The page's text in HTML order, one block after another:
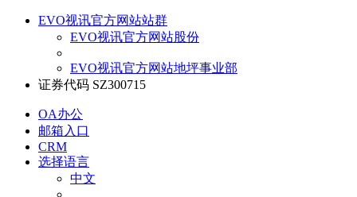
EVO视讯官方网站站群
EVO视讯官方网站股份
EVO视讯官方网站地坪事业部
证券代码 SZ300715
OA办公
邮箱入口
CRM
选择语言
中文